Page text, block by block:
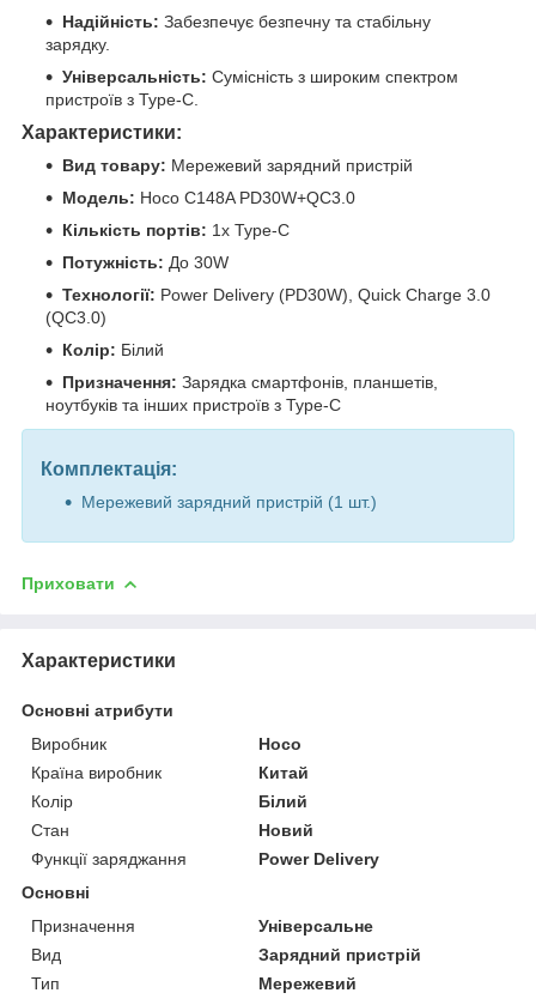
Надійність: Забезпечує безпечну та стабільну
зарядку.
Універсальність: Сумісність з широким спектром
пристроїв з Type-C.
Характеристики:
Вид товару: Мережевий зарядний пристрій
Модель: Hoco C148A PD30W+QC3.0
Кількість портів: 1x Type-C
Потужність: До 30W
Технології: Power Delivery (PD30W), Quick Charge 3.0
(QC3.0)
Колір: Білий
Призначення: Зарядка смартфонів, планшетів,
ноутбуків та інших пристроїв з Type-C
Комплектація:
Мережевий зарядний пристрій (1 шт.)
Приховати
Характеристики
Основні атрибути
Виробник
Hoco
Країна виробник
Китай
Колір
Білий
Стан
Новий
Функції заряджання
Power Delivery
Основні
Призначення
Універсальне
Вид
Зарядний пристрій
Тип
Мережевий